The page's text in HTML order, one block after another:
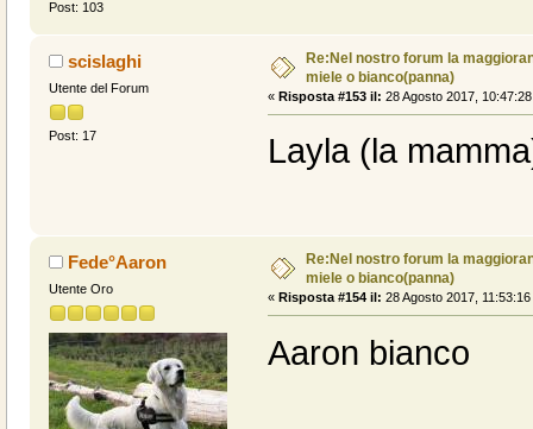
Post: 103
scislaghi
Utente del Forum
Post: 17
Re:Nel nostro forum la
miele o bianco(panna)
« Risposta #153 il: 28 Agosto 2017,
Layla (la
Fede°Aaron
Utente Oro
Re:Nel nostro forum la
miele o bianco(panna)
« Risposta #154 il: 28 Agosto 2017, 11:53:16
Aaron bianco